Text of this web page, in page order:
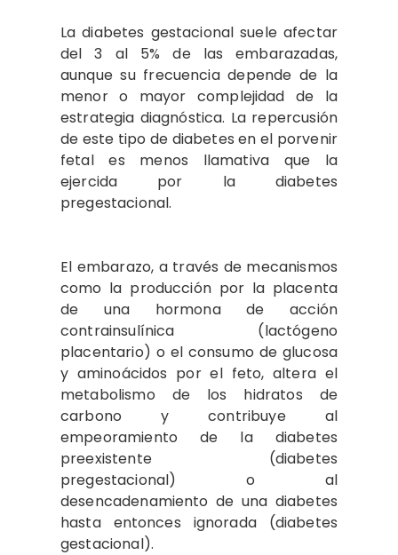
La diabetes gestacional suele afectar
del 3 al 5% de las embarazadas,
aunque su frecuencia depende de la
menor o mayor complejidad de la
estrategia diagnóstica. La repercusión
de este tipo de diabetes en el porvenir
fetal es menos llamativa que la
ejercida por la diabetes
pregestacional.
El embarazo, a través de mecanismos
como la producción por la placenta
de una hormona de acción
contrainsulínica (lactógeno
placentario) o el consumo de glucosa
y aminoácidos por el feto, altera el
metabolismo de los hidratos de
carbono y contribuye al
empeoramiento de la diabetes
preexistente (diabetes
pregestacional) o al
desencadenamiento de una diabetes
hasta entonces ignorada (diabetes
gestacional).